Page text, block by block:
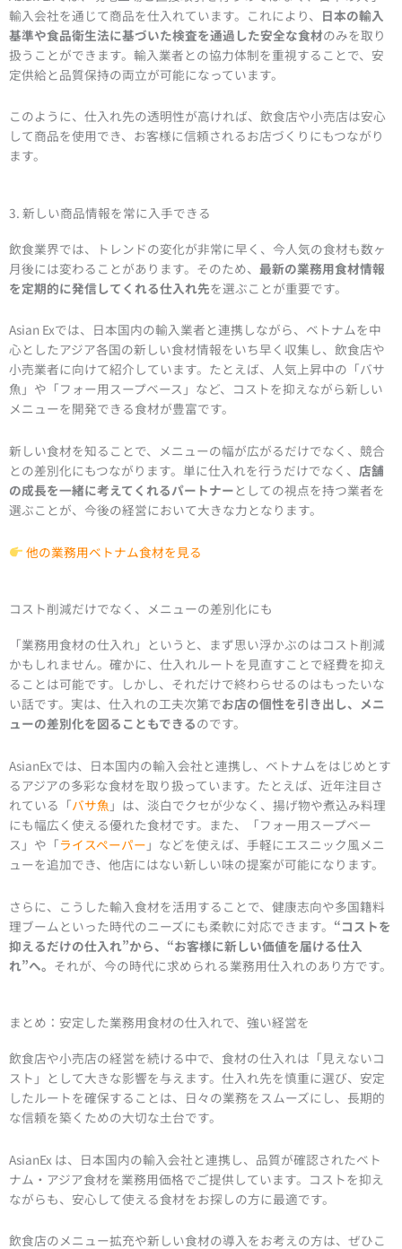
輸入会社を通じて商品を仕入れています。これにより、 日本の輸入
基準や食品衛生法に基づいた検査を通過した安全な食材のみを取り
扱うことができます。輸入業者との協力体制を重視することで、安
定供給と品質保持の両立が可能になっています。
このように、仕入れ先の透明性が高ければ、飲食店や小売店は安心
して商品を使用でき、お客様に信頼されるお店づくりにもつながり
ます。
3. 新しい商品情報を常に入手できる
飲食業界では、トレンドの変化が非常に早く、今人気の食材も数ヶ
月後には変わることがあります。そのため、 最新の業務用食材情報
を定期的に発信してくれる仕入れ先を選ぶことが重要です。
Asian Exでは、日本国内の輸入業者と連携しながら、ベトナムを中
心としたアジア各国の新しい食材情報をいち早く収集し、飲食店や
小売業者に向けて紹介しています。たとえば、人気上昇中の「バサ
魚」や「フォー用スープベース」など、コストを抑えながら新しい
メニューを開発できる食材が豊富です。
新しい食材を知ることで、メニューの幅が広がるだけでなく、競合
との差別化にもつながります。単に仕入れを行うだけでなく、 店舗
の成長を一緒に考えてくれるパートナーとしての視点を持つ業者を
選ぶことが、今後の経営において大きな力となります。
他の業務用ベトナム食材を見る
コスト削減だけでなく、メニューの差別化にも
「業務用食材の仕入れ」というと、まず思い浮かぶのはコスト削減
かもしれません。確かに、仕入れルートを見直すことで経費を抑え
ることは可能です。しかし、それだけで終わらせるのはもったいな
い話です。実は、仕入れの工夫次第でお店の個性を引き出し、メニ
ューの差別化を図ることもできるのです。
AsianExでは、日本国内の輸入会社と連携し、ベトナムをはじめとす
るアジアの多彩な食材を取り扱っています。たとえば、近年注目さ
れている「バサ魚 」は、淡白でクセが少なく、揚げ物や煮込み料理
にも幅広く使える優れた食材です。また、「フォー用スープベー
ス」や「ライスペーパー 」などを使えば、手軽にエスニック風メニ
ューを追加でき、他店にはない新しい味の提案が可能になります。
さらに、こうした輸入食材を活用することで、健康志向や多国籍料
理ブームといった時代のニーズにも柔軟に対応できます。 “コストを
抑えるだけの仕入れ”から、“お客様に新しい価値を届ける仕入
れ”へ。 それが、今の時代に求められる業務用仕入れのあり方です。
まとめ：安定した業務用食材の仕入れで、強い経営を
飲食店や小売店の経営を続ける中で、食材の仕入れは「見えないコ
スト」として大きな影響を与えます。仕入れ先を慎重に選び、安定
したルートを確保することは、日々の業務をスムーズにし、長期的
な信頼を築くための大切な土台です。
AsianEx は、日本国内の輸入会社と連携し、品質が確認されたベト
ナム・アジア食材を業務用価格でご提供しています。コストを抑え
ながらも、安心して使える食材をお探しの方に最適です。
飲食店のメニュー拡充や新しい食材の導入をお考えの方は、ぜひこ